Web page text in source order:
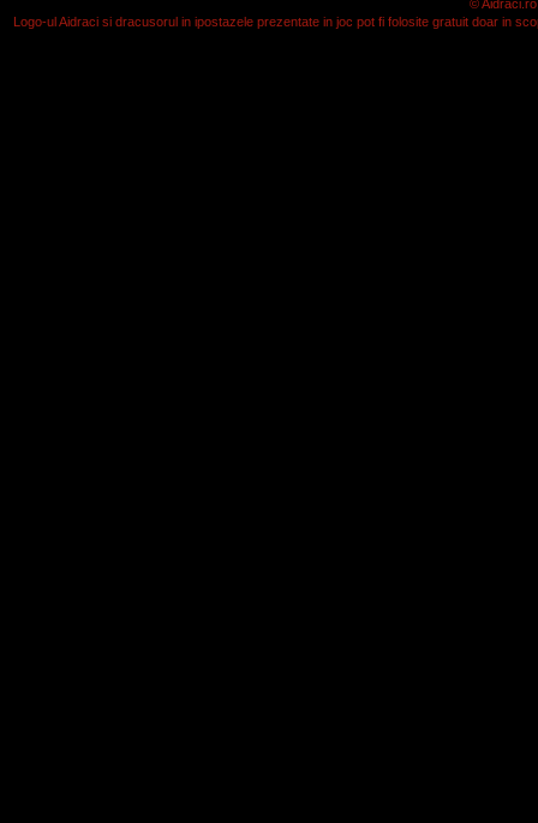
©
Logo-ul Aidraci si dracusorul in ipostazele prezentate in joc pot fi folosite gratuit doar in